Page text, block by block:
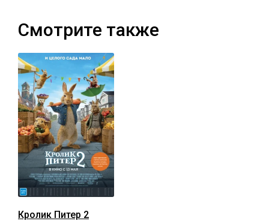
Смотрите также
Кролик Питер 2